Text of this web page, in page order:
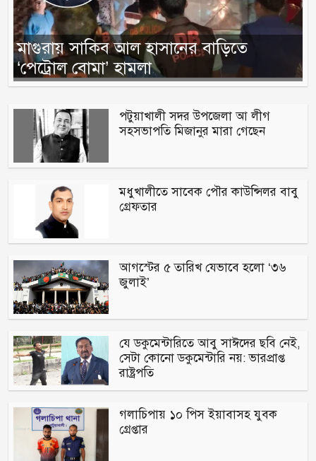
মাগুরায় সাকিব আল হাসানের বাড়িতে
‘পেট্রোল বোমা’ হামলা
পটুয়াখালী সদর উপজেলা আ লীগ
সহসভাপতি মিজানুর মারা গেছেন
মধুখালীতে সাবেক পৌর কাউন্সিলর বাবু
গ্রেফতার
আগস্টের ৫ তারিখ যেভাবে হলো ‘৩৬
জুলাই’
যে ডকুমেন্টারিতে আবু সাঈদের ছবি নেই,
সেটা কোনো ডকুমেন্টারি নয়: ভারপ্রাপ্ত
রাষ্ট্রপতি
গলাচিপায় ১০ পিস ইয়াবাসহ যুবক
গ্রেপ্তার